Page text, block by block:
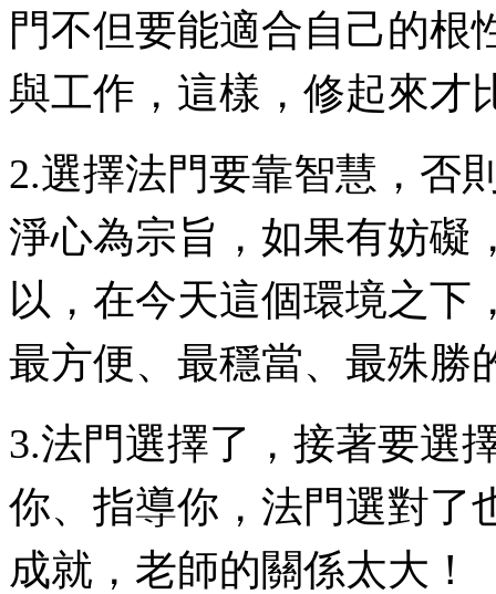
門不但要能適合自己的根
與工作，這樣，修起來才
2.選擇法門要靠智慧，否
淨心為宗旨，如果有妨礙
以，在今天這個環境之下
最方便、最穩當、最殊勝
3.法門選擇了，接著要選
你、指導你，法門選對了
成就，老師的關係太大！